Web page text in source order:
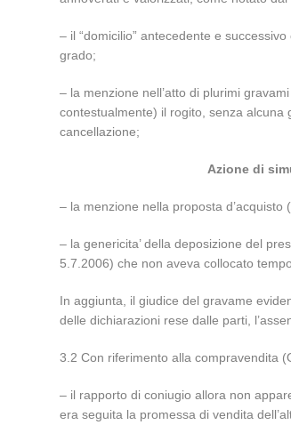
– il “domicilio” antecedente e
grado;
– la menzione nell’atto di plurimi
contestualmente) il rogito, senza alcuna
cancellazione;
Azione di
– la menzione nella proposta
– la genericita’ della deposizione del
5.7.2006) che non aveva collocato
In aggiunta, il giudice del gravame
delle dichiarazioni rese dalle parti,
3.2 Con riferimento alla compravendita
– il rapporto di coniugio allora non
era seguita la promessa di vendita